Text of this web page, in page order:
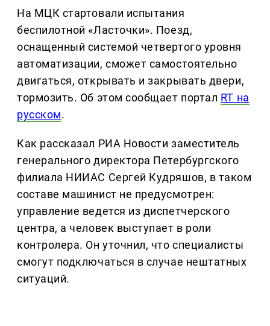
На МЦК стартовали испытания
беспилотной «Ласточки». Поезд,
оснащенный системой четвертого уровня
автоматизации, сможет самостоятельно
двигаться, открывать и закрывать двери,
тормозить. Об этом сообщает портал RT на
русском.
Как рассказал РИА Новости заместитель
генерального директора Петербургского
филиала НИИАС Сергей Кудряшов, в таком
составе машинист не предусмотрен:
управление ведется из диспетчерского
центра, а человек выступает в роли
контролера. Он уточнил, что специалисты
смогут подключаться в случае нештатных
ситуаций.